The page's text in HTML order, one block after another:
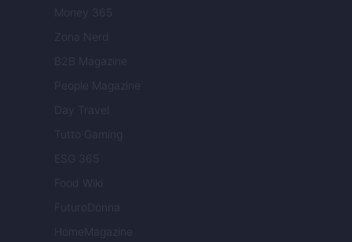
Money 365
Zona Nerd
B2B Magazine
People Magazine
Day Travel
Tutto Gaming
ESG 365
Food Wiki
FuturoDonna
HomeMagazine